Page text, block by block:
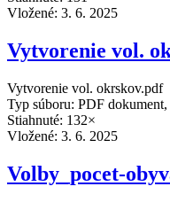
Vložené: 3. 6. 2025
Vytvorenie vol.
Vytvorenie vol. okrskov.pdf
Typ súboru: PDF
Stiahnuté: 132×
Vložené: 3. 6. 2025
Volby_pocet-